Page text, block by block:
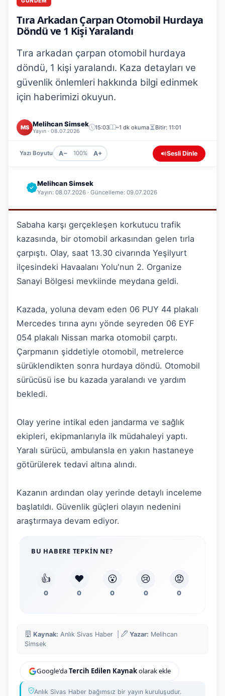
Tıra Arkadan Çarpan Otomobil Hurdaya
Döndü ve 1 Kişi Yaralandı
Tıra arkadan çarpan otomobil hurdaya
döndü, 1 kişi yaralandı. Kaza detayları ve
güvenlik önlemleri hakkında bilgi edinmek
için haberimizi okuyun.
MS Melihcan Simsek
Yayın · 08.07.2026
15:03 ~1 dk okuma Bitir: 11:01
Yazı Boyutu A− 100% A+ Sesli Dinle
Melihcan Simsek
Yayın: 08.07.2026 · Güncelleme: 09.07.2026
Sabaha karşı gerçekleşen korkutucu trafik
kazasında, bir otomobil arkasından gelen tırla
çarpıştı. Olay, saat 13.30 civarında Yeşilyurt
ilçesindeki Havaalanı Yolu'nun 2. Organize
Sanayi Bölgesi mevkiinde meydana geldi.
Kazada, yoluna devam eden 06 PUY 44 plakalı
Mercedes tırına aynı yönde seyreden 06 EYF
054 plakalı Nissan marka otomobil çarptı.
Çarpmanın şiddetiyle otomobil, metrelerce
sürüklendikten sonra hurdaya döndü. Otomobil
sürücüsü ise bu kazada yaralandı ve yardım
bekledi.
Olay yerine intikal eden jandarma ve sağlık
ekipleri, ekipmanlarıyla ilk müdahaleyi yaptı.
Yaralı sürücü, ambulansla en yakın hastaneye
götürülerek tedavi altına alındı.
Kazanın ardından olay yerinde detaylı inceleme
başlatıldı. Güvenlik güçleri olayın nedenini
araştırmaya devam ediyor.
BU HABERE TEPKIN NE?
👍
0
❤️
0
😮
0
😢
0
😡
0
Kaynak: Anlık Sivas Haber | Yazar: Melihcan
Simsek
Google'daTercih Edilen Kaynakolarak ekle
Anlık Sivas Haber bağımsız bir yayın kuruluşudur.